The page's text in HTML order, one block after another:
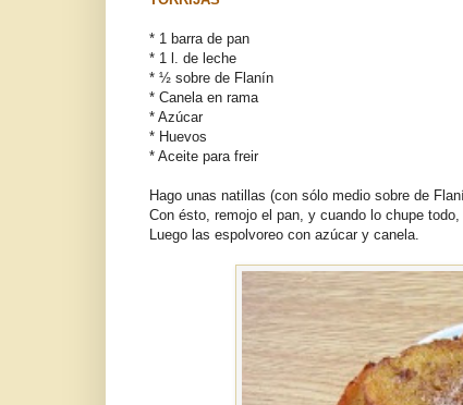
* 1 barra de pan
* 1 l. de leche
* ½ sobre de Flanín
* Canela en rama
* Azúcar
* Huevos
* Aceite para freir
Hago unas natillas (con sólo medio sobre de
Con ésto, remojo el pan, y cuando lo chupe
Luego las espolvoreo con azúcar y canela.